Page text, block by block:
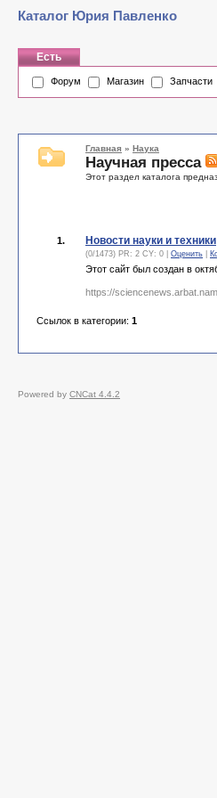
Каталог Юрия Павленко
Есть
Форум Магазин Запчасти
Главная » Наука
Научная пресса
Этот раздел каталога
1. Новости науки и техники
(0/1473) PR: 2 CY: 0 | Оценить
Этот сайт был создан в
https://
Ссылок в категории: 1
Powered by CNCat 4.4.2